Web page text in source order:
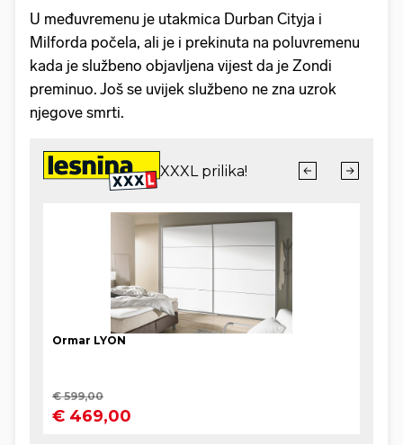
U međuvremenu je utakmica Durban Cityja i
Milforda počela, ali je i prekinuta na poluvremenu
kada je službeno objavljena vijest da je Zondi
preminuo. Još se uvijek službeno ne zna uzrok
njegove smrti.